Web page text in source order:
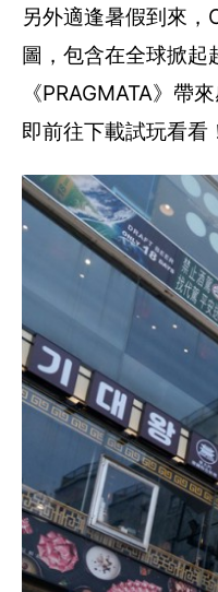
另外適逢暑假到來
圖，包含在全球掀起
《PRAGMATA》帶
即前往下載試玩看看